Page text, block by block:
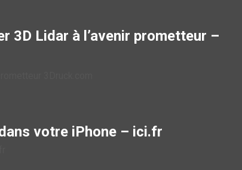
3D Lidar à l’avenir prometteur –
votre iPhone – ici.fr